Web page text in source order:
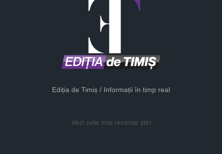
Ediția de Timiș / Informații în timp real
Vezi cele mai recente știri